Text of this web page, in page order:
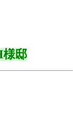
邸